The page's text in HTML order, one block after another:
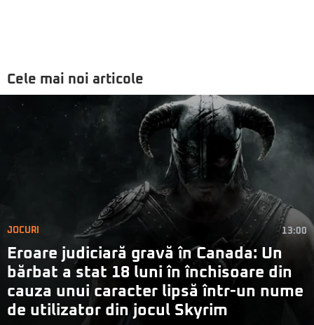
Cele mai noi articole
JOCURI 13:00
Eroare judiciară gravă în Canada: Un
bărbat a stat 18 luni în închisoare din
cauza unui caracter lipsă într-un nume
de utilizator din jocul Skyrim